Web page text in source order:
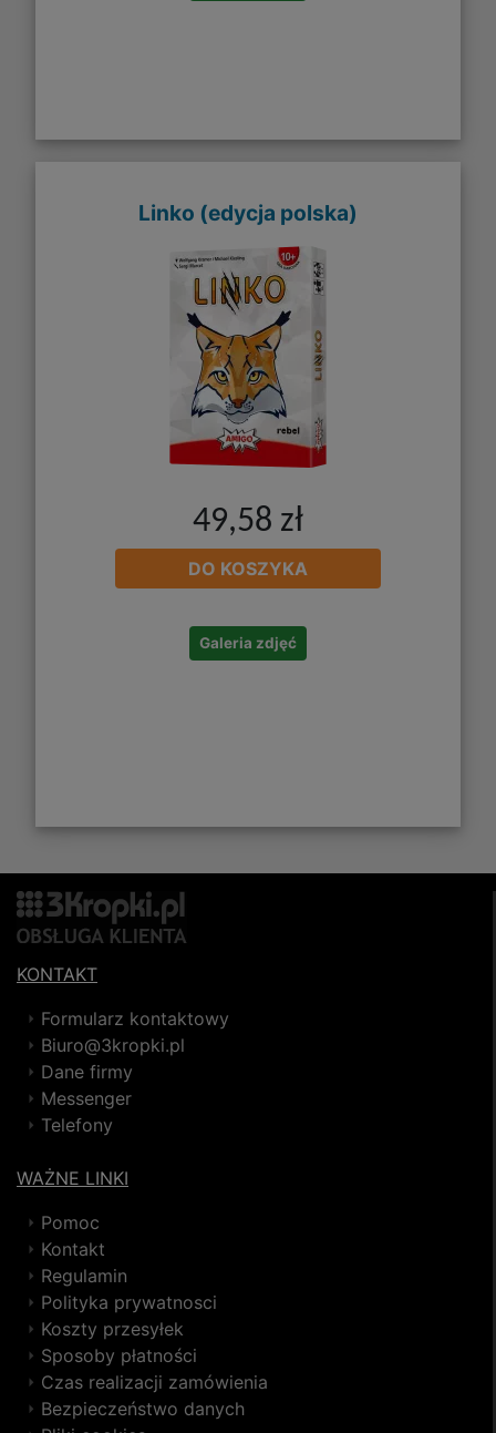
Linko (edycja polska)
49,58 zł
DO KOSZYKA
Galeria zdjęć
KONTAKT
Formularz kontaktowy
Biuro@3kropki.pl
Dane firmy
Messenger
Telefony
WAŻNE LINKI
Pomoc
Kontakt
Regulamin
Polityka prywatnosci
Koszty przesyłek
Sposoby płatności
Czas realizacji zamówienia
Bezpieczeństwo danych